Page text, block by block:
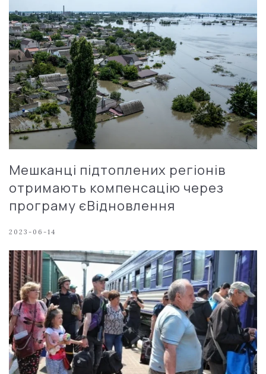
Мешканці підтоплених регіонів
отримають компенсацію через
програму єВідновлення
2023-06-14